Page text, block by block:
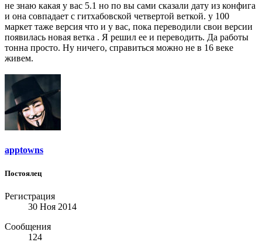
не знаю какая у вас 5.1 но по вы сами сказали дату из конфига
и она совпадает с гитхабовской четвертой веткой. у 100
маркет таже версия что и у вас, пока переводили свои версии
появилась новая ветка . Я решил ее и переводить. Да работы
тонна просто. Ну ничего, справиться можно не в 16 веке
живем.
apptowns
Постоялец
Регистрация
30 Ноя 2014
Сообщения
124